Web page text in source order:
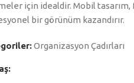
için idealdir. Mobil tasarım,
bir görünüm kazandırır.
Organizasyon Çadırları